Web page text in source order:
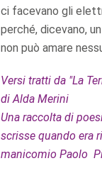
ci facevano gli
perché, dicevano,
non può amare
Versi tratti da "La
di Alda Merini
Una raccolta di
scrisse quando era
manicomio Paolo